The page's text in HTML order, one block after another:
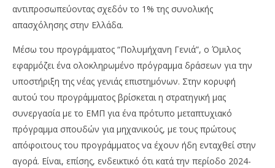
αντιπροσωπεύοντας σχεδόν το 1% της συνολικής
απασχόλησης στην Ελλάδα.
Μέσω του προγράμματος “Πολυμήχανη Γενιά”, ο Όμιλος
εφαρμόζει ένα ολοκληρωμένο πρόγραμμα δράσεων για την
υποστήριξη της νέας γενιάς επιστημόνων. Στην κορυφή
αυτού του προγράμματος βρίσκεται η στρατηγική μας
συνεργασία με το ΕΜΠ για ένα πρότυπο μεταπτυχιακό
πρόγραμμα σπουδών για μηχανικούς, με τους πρώτους
απόφοιτους του προγράμματος να έχουν ήδη ενταχθεί στην
αγορά. Είναι, επίσης, ενδεικτικό ότι κατά την περίοδο 2024-